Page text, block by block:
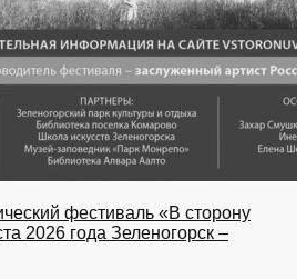
фестиваль «В сторону
2026 года Зеленогорск –